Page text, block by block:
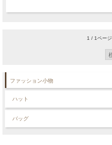
1 / 1ページ
ファッション小物
ハット
バッグ